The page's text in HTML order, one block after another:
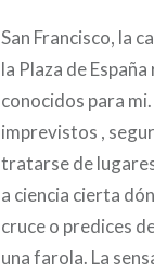
San Francisco, la
la Plaza de
conocidos para
imprevistos ,
tratarse de
a ciencia cierta
cruce o predices
una farola. La